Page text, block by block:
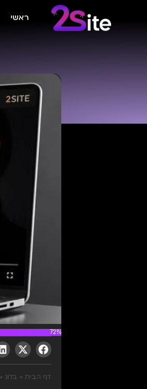
ראשי
72%
דף הבית » בלוג »